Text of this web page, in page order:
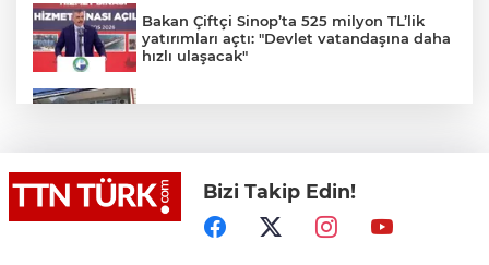
Bakan Çiftçi Sinop’ta 525 milyon TL’lik
yatırımları açtı: "Devlet vatandaşına daha
hızlı ulaşacak"
Bakan Tekin üniversite adaylarıyla
tecrübe paylaştı
Bizi Takip Edin!